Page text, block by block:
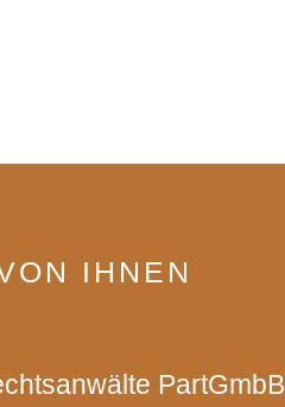
IHNEN
PartGmbB